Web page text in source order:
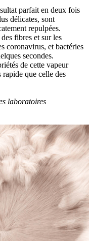
parfait en deux fois
délicates, sont
repulpées.
fibres et sur les
coronavirus, et bactéries
secondes.
de cette vapeur
rapide que celle des
laboratoires